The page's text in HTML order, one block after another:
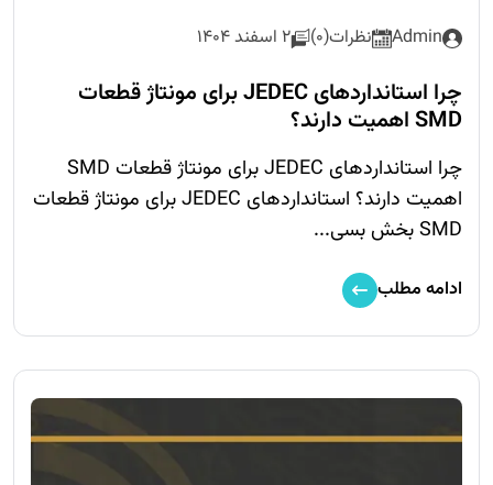
Admin نظرات(0) 2 اسفند 1404
چرا استانداردهای JEDEC برای مونتاژ قطعات
SMD اهمیت دارند؟
چرا استانداردهای JEDEC برای مونتاژ قطعات SMD
اهمیت دارند؟ استانداردهای JEDEC برای مونتاژ قطعات
SMD بخش بسی...
ادامه مطلب